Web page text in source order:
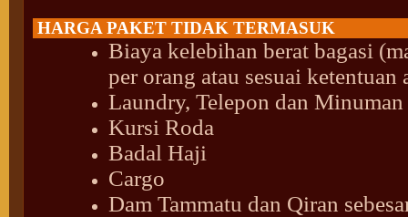
HARGA PAKET TIDAK TERMASUK
Biaya kelebihan berat bagasi
per orang atau sesuai ketentuan
Laundry, Telepon dan Minuman
Kursi Roda
Badal Haji
Cargo
Dam Tammatu dan Qiran